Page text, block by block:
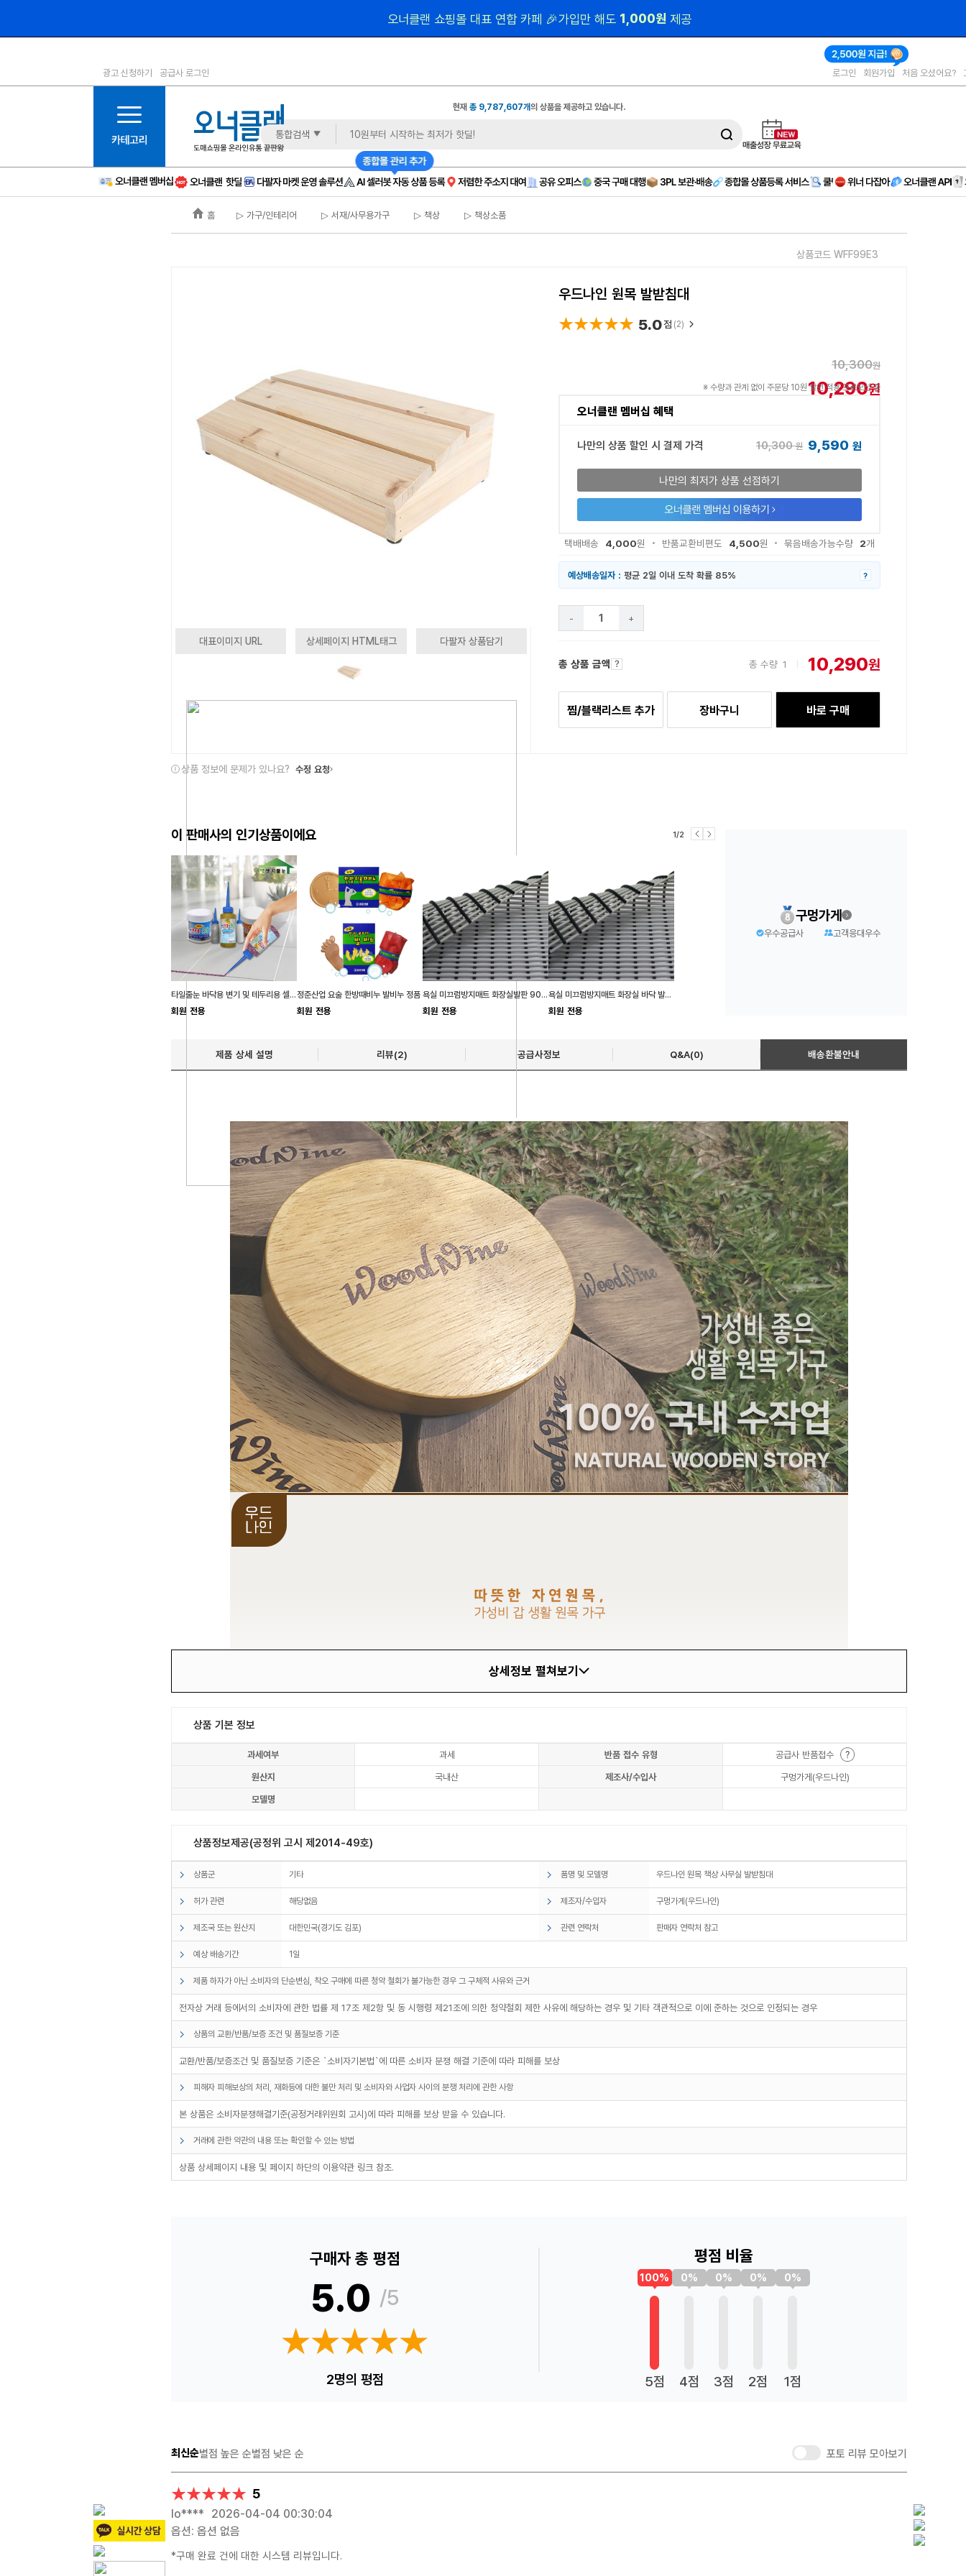
1등급
6등급
11등급
12등급
15등급
16등급
오너클랜 쇼핑몰 대표 연합 카페 🎉가입만 해도 1,000원 제공
광고 신청하기 공급사 로그인 로그인 회원가입 처음 오셨어요?
현재총 9,787,607개의 상품을 제공하고 있습니다.
통합검색
홈 ▷ 가구/인테리어 ▷ 서재/사무용가구 ▷ 책상 ▷ 책상소품
상품코드 WFF99E3
대표이미지 URL 상세페이지 HTML태그 다팔자 상품담기
우드나인 원목 발받침대
★★★★★
★★★★★ 5.0점 (2)
10,300원
10,290원
※ 수량과 관계 없이 주문당 10원 할인 적용 프로모션 중
오너클랜 멤버십 혜택
나만의 상품 할인 시 결제 가격 10,300원 9,590 원
나만의 최저가 상품 선점하기
택배배송 4,000원 반품교환비편도 4,500원 묶음배송가능수량 2개
예상배송일자 : 평균 2일 이내 도착 확률 85% ?
- +
총 상품 금액 총 수량 1 10,290원
찜/블랙리스트 추가 장바구니 바로 구매
상품 정보에 문제가 있나요? 수정 요청
이 판매사의 인기상품이에요 1/2
타일줄눈 바닥용 변기 및 테두리용 셀프 줄눈 보수제
회원 전용
정준산업 요술 한방때비누 발비누 정품
회원 전용
욕실 미끄럼방지매트 화장실발판 90cm x 100cm
회원 전용
욕실 미끄럼방지매트 화장실 바닥 발판 120cm x 100cm
회원 전용
구멍가게
우수공급사 고객응대우수
제품 상세 설명 리뷰(2) 공급사정보 Q&A(0) 배송환불안내
상세정보 펼쳐보기
상품 기본 정보
과세여부 과세 반품 접수 유형
공급사 반품접수
원산지
국내산 제조사/수입사
구멍가게(우드나인)
모델명
상품정보제공(공정위 고시 제2014-49호)
상품군 기타 품명 및 모델명 우드나인 원목 책상 사무실 발받침대
허가 관련 해당없음 제조자/수입자 구멍가게(우드나인)
제조국 또는 원산지 대한민국(경기도 김포) 관련 연락처 판매자 연락처 참고
예상 배송기간 1일
제품 하자가 아닌 소비자의 단순변심, 착오 구매에 따른 청약 철회가 불가능한 경우 그 구체적 사유와 근거
전자상 거래 등에서의 소비자에 관한 법률 제 17조 제2항 및 동 시행령 제21조에 의한 청약철회 제한 사유에 해당하는 경우 및 기타 객관적으로 이에 준하는 것으로 인정되는 경우
상품의 교환/반품/보증 조건 및 품질보증 기준
교환/반품/보증조건 및 품질보증 기준은 `소비자기본법`에 따른 소비자 분쟁 해결 기준에 따라 피해를 보상
피해자 피해보상의 처리, 재화등에 대한 불만 처리 및 소비자와 사업자 사이의 분쟁 처리에 관한 사항
본 상품은 소비자분쟁해결기준(공정거래위원회 고시)에 따라 피해를 보상 받을 수 있습니다.
거래에 관한 약관의 내용 또는 확인할 수 있는 방법
상품 상세페이지 내용 및 페이지 하단의 이용약관 링크 참조.
구매자 총 평점
5.0 /5
★★★★★
★★★★★
2명의 평점
평점 비율
100%
5점
0%
4점
0%
3점
0%
2점
0%
1점
최신순별점 높은 순별점 낮은 순 포토 리뷰 모아보기
★★★★★
★★★★★ 5
lo**** 2026-04-04 00:30:04
옵션: 옵션 없음
*구매 완료 건에 대한 시스템 리뷰입니다.